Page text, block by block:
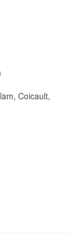
Coicault,